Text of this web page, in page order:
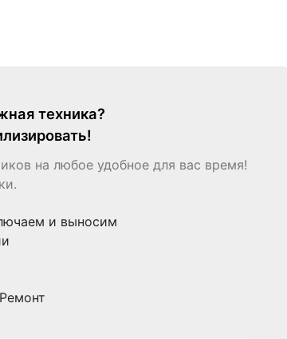
техника?
на любое удобное для вас время!
и выносим
Ремонт